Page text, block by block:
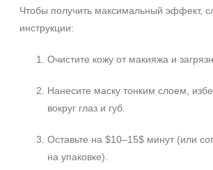
Чтобы получить максимальный эффект,
инструкции:
Очистите кожу от макияжа и
Нанесите маску тонким слоем,
вокруг глаз и губ.
Оставьте на $10–15$ минут (или
на упаковке).